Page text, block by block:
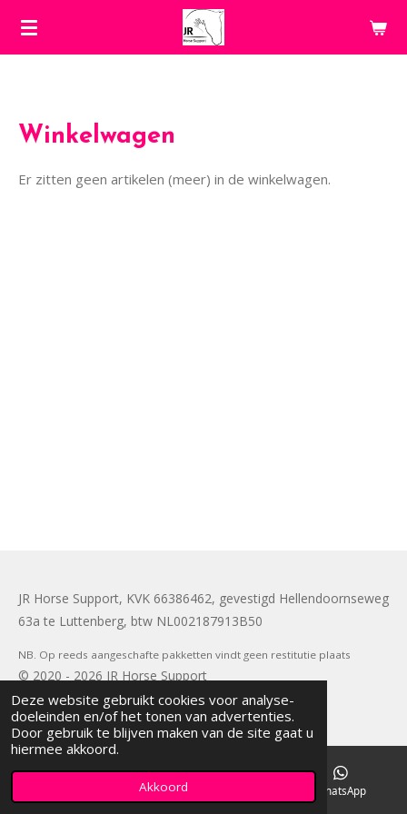
Deze website gebruikt cookies voor analyse-
doeleinden en/of het tonen van advertenties.
Door gebruik te blijven maken van de site gaat u
hiermee akkoord.
Akkoord
Ga
Winkelwagen
Er zitten geen artikelen (meer) in de winkelwagen.
JR Horse Support, KVK 66386462, gevestigd Hellendoornseweg
63a te Luttenberg, btw NL002187913B50
NB. Op reeds aangeschafte pakketten vindt geen restitutie plaats
© 2020 - 2026 JR Horse Support
Powered byJouwWeb
Telefoonnummer WhatsApp